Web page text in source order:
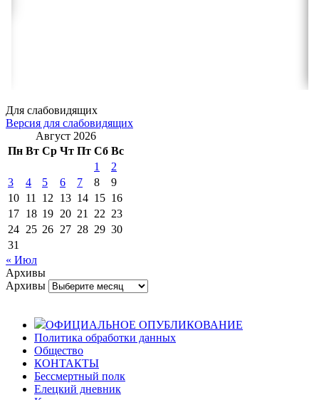
Для слабовидящих
Версия для слабовидящих
Август 2026
Пн Вт Ср Чт Пт Сб Вс
1
2
3
4 5 6 7 8
9
10 11 12 13 14 15 16
17 18 19 20 21 22 23
24 25 26 27 28 29 30
31
« Июл
Архивы
Архивы
ОФИЦИАЛЬНОЕ ОПУБЛИКОВАНИЕ
Политика обработки данных
Общество
КОНТАКТЫ
Бессмертный полк
Елецкий дневник